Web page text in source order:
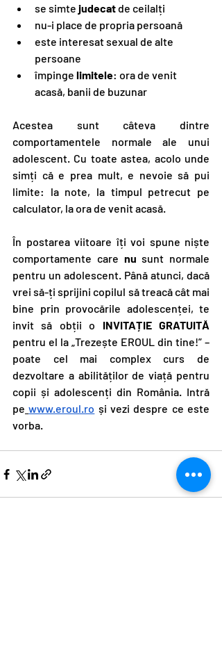
se simte judecat de ceilalți
nu-i place de propria persoană
este interesat sexual de alte
persoane
împinge limitele: ora de venit
acasă, banii de buzunar
Acestea sunt câteva dintre
comportamentele normale ale unui
adolescent. Cu toate astea, acolo unde
simți că e prea mult, e nevoie să pui
limite: la note, la timpul petrecut pe
calculator, la ora de venit acasă.
În postarea viitoare îți voi spune niște
comportamente care nu sunt normale
pentru un adolescent. Până atunci, dacă
vrei să-ți sprijini copilul să treacă cât mai
bine prin provocările adolescenței, te
invit să obții o
pentru el la „Trezește EROUL din tine!” –
poate cel mai complex curs de
dezvoltare a abilităților de viață pentru
copii și adolescenți din România. Intră
pe www.eroul.ro și vezi despre ce este
vorba.